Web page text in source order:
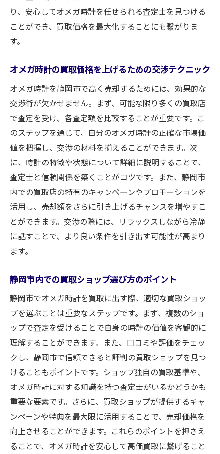
り、安心してオメガ時計を任せられる査定士を見つける
ことができ、買取価格を最大化することにも繋がりま
す。
オメガ時計の買取価格を上げるための交渉テクニック
オメガ時計を静岡市で高く売却するためには、効果的な
交渉術が欠かせません。まず、可能な限り多くの買取店
で査定を受け、各査定額を比較することが重要です。こ
のステップを通じて、自分のオメガ時計の正確な市場価
値を把握し、交渉の材料を揃えることができます。次
に、時計の特徴や状態について詳細に説明することで、
査定士と信頼関係を築くことがコツです。また、静岡市
内での買取店の特有のキャンペーンやプロモーションを
活用し、売却額をさらに引き上げるチャンスを増やすこ
とができます。交渉の際には、リラックスしながら冷静
に話すことで、より良い条件を引き出す可能性が高まり
ます。
静岡市内での買取ショップ選び方のポイント
静岡市でオメガ時計を買取に出す際、適切な買取ショッ
プを選ぶことは重要なステップです。まず、複数のショ
ップで査定を受けることで自身の時計の価値を客観的に
理解することができます。また、口コミや評価をチェッ
クし、静岡市で信頼できると評判の買取ショップを見つ
けることもポイントです。ショップ独自の買取基準や、
オメガ時計に対する知識を持つ査定士がいるかどうかも
重要な要素です。さらに、買取ショップが提供するキャ
ンペーンや特典を最大限に活用することで、売却価格を
向上させることができます。これらのポイントを押さえ
ることで、オメガ時計を安心して高価買取に繋げること